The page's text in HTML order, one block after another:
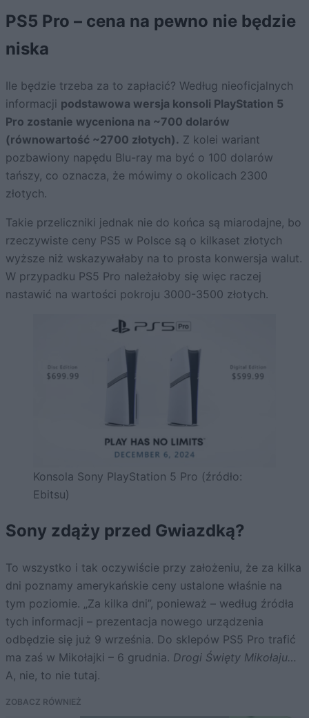
PS5 Pro – cena na pewno nie będzie
niska
Ile będzie trzeba za to zapłacić? Według nieoficjalnych
informacji podstawowa wersja konsoli PlayStation 5
Pro zostanie wyceniona na ~700 dolarów
(równowartość ~2700 złotych). Z kolei wariant
pozbawiony napędu Blu-ray ma być o 100 dolarów
tańszy, co oznacza, że mówimy o okolicach 2300
złotych.
Takie przeliczniki jednak nie do końca są miarodajne, bo
rzeczywiste ceny PS5 w Polsce są o kilkaset złotych
wyższe niż wskazywałaby na to prosta konwersja walut.
W przypadku PS5 Pro należałoby się więc raczej
nastawić na wartości pokroju 3000-3500 złotych.
Konsola Sony PlayStation 5 Pro (źródło:
Ebitsu)
Sony zdąży przed Gwiazdką?
To wszystko i tak oczywiście przy założeniu, że za kilka
dni poznamy amerykańskie ceny ustalone właśnie na
tym poziomie. „Za kilka dni”, ponieważ – według źródła
tych informacji – prezentacja nowego urządzenia
odbędzie się już 9 września. Do sklepów PS5 Pro trafić
ma zaś w Mikołajki – 6 grudnia. Drogi Święty Mikołaju…
A, nie, to nie tutaj.
ZOBACZ RÓWNIEŻ